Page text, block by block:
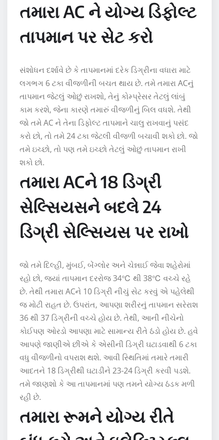
તમારા AC ને યોગ્ય ડિફોલ્ટ
તાપમાન પર સેટ કરો
સંશોધન દર્શાવે છે કે તાપમાનમાં દરેક ડિગ્રીના વધારા માટે
લગભગ 6 ટકા વીજળીની બચત થાય છે. તમે તમારા ACનું
તાપમાન જેટલું ઓછું રાખશો, તેનું કોમ્પ્રેસર તેટલું લાંબું
કામ કરશે, જેના કારણે તમારું વીજળીનું બિલ વધશે. તેથી
જો તમે AC ને તેના ડિફોલ્ટ તાપમાને ચાલુ રાખવાનું પસંદ
કરો છો, તો તમે 24 ટકા જેટલી વીજળી બચાવી શકો છો. જો
તમે ઇચ્છો, તો પણ તમે ઇચ્છો તેટલું ઓછું તાપમાન રાખી
શકો છો.
તમારા ACને 18 ડિગ્રી
સેલ્સિયસને બદલે 24
ડિગ્રી સેલ્સિયસ પર રાખો
જો તમે દિલ્હી, મુંબઈ, બેંગ્લોર અને ચેન્નાઈ જેવા શહેરોમાં
રહો છો, જ્યાં તાપમાન દરરોજ 34℃ થી 38℃ વચ્ચે રહે
છે. તેથી તમારા ACને 10 ડિગ્રી નીચું સેટ કરવું એ પહેલેથી
જ મોટી રાહત છે. ઉપરાંત, આપણા શરીરનું તાપમાન સરેરાશ
36 થી 37 ડિગ્રીની વચ્ચે હોય છે. તેથી, આની નીચેનો
કોઈપણ ઓરડો આપણા માટે સામાન્ય રીતે ઠંડો હોય છે. હવે
આપણે જાણીએ છીએ કે એસીની ડિગ્રી ઘટાડવાથી 6 ટકા
વધુ વીજળીનો વપરાશ થશે. આવી સ્થિતિમાં તમારે તમારી
આદતને 18 ડિગ્રીથી ઘટાડીને 23-24 ડિગ્રી કરવી પડશે.
તમે જાણશો કે આ તાપમાનમાં પણ તમને યોગ્ય ઠંડક મળી
રહી છે.
તમારા રૂમને યોગ્ય રીતે